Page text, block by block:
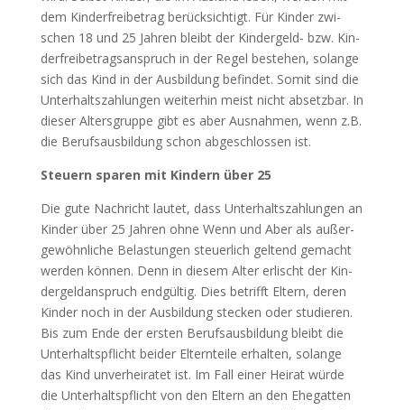
dem Kin­der­frei­be­trag berück­sich­tigt. Für Kin­der zwi­
schen 18 und 25 Jah­ren bleibt der Kin­der­geld- bzw. Kin­
der­frei­be­trags­an­spruch in der Regel bestehen, solan­ge
sich das Kind in der Aus­bil­dung befin­det. Somit sind die
Unter­halts­zah­lun­gen wei­ter­hin meist nicht absetz­bar. In
die­ser Alters­grup­pe gibt es aber Aus­nah­men, wenn z.B.
die Berufs­aus­bil­dung schon abge­schlos­sen ist.
Steu­ern spa­ren mit Kin­dern über 25
Die gute Nach­richt lau­tet, dass Unter­halts­zah­lun­gen an
Kin­der über 25 Jah­ren ohne Wenn und Aber als außer­
ge­wöhn­li­che Belas­tun­gen steu­er­lich gel­tend gemacht
wer­den kön­nen. Denn in die­sem Alter erlischt der Kin­
der­geld­an­spruch end­gül­tig. Dies betrifft Eltern, deren
Kin­der noch in der Aus­bil­dung ste­cken oder stu­die­ren.
Bis zum Ende der ers­ten Berufs­aus­bil­dung bleibt die
Unter­halts­pflicht bei­der Eltern­tei­le erhal­ten, solan­ge
das Kind unver­hei­ra­tet ist. Im Fall einer Hei­rat wür­de
die Unter­halts­pflicht von den Eltern an den Ehe­gat­ten